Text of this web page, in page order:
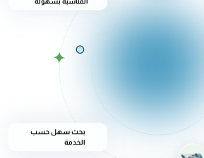
بحث سهل حسب
الخدمة
المناسبة بسهولة